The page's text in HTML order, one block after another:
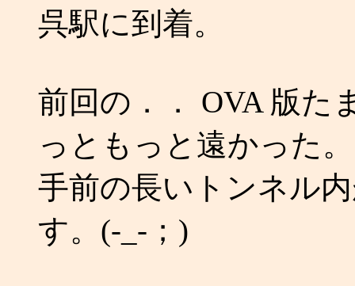
呉駅に到着。
前回の．． OVA 版た
っともっと遠かった。
手前の長いトンネル
す。(-_-；)